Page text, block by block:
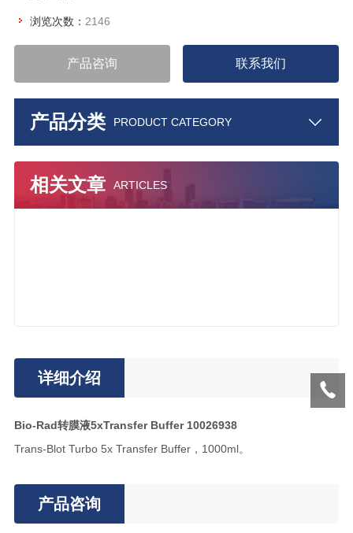
浏览次数： 2146
产品咨询 联系我们
产品分类 PRODUCT CATEGORY
相关文章 ARTICLES
详细介绍
Bio-Rad转膜液5xTransfer Buffer 10026938
Trans-Blot Turbo 5x Transfer Buffer，1000ml。
产品咨询